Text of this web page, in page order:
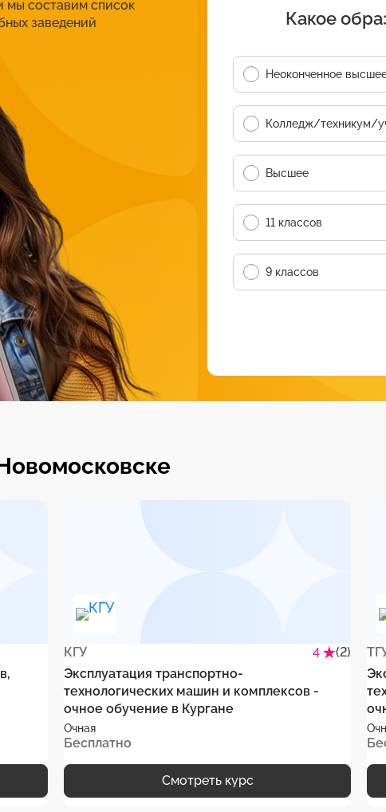
мы составим список
заведений
Какое
Неоконченное
Колледж/техникум/
Высшее
11 классов
9 классов
КГУ 4
(2)
Эксплуатация транспортно-
технологических машин и комплексов -
очное обучение в Кургане
Очная
Бесплатно
Смотреть курс